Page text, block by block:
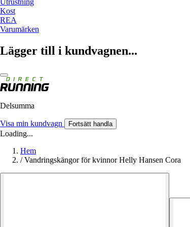
Utrustning
Kost
REA
Varumärken
Lägger till i kundvagnen...
Delsumma
Visa min kundvagn Fortsätt handla
Loading...
Hem
/ Vandringskängor för kvinnor Helly Hansen Cora